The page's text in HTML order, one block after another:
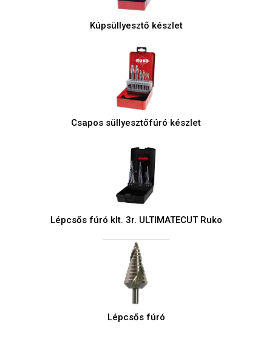
Kúpsüllyesztő készlet
Csapos süllyesztőfúró készlet
Lépcsős fúró klt. 3r. ULTIMATECUT Ruko
Lépcsős fúró